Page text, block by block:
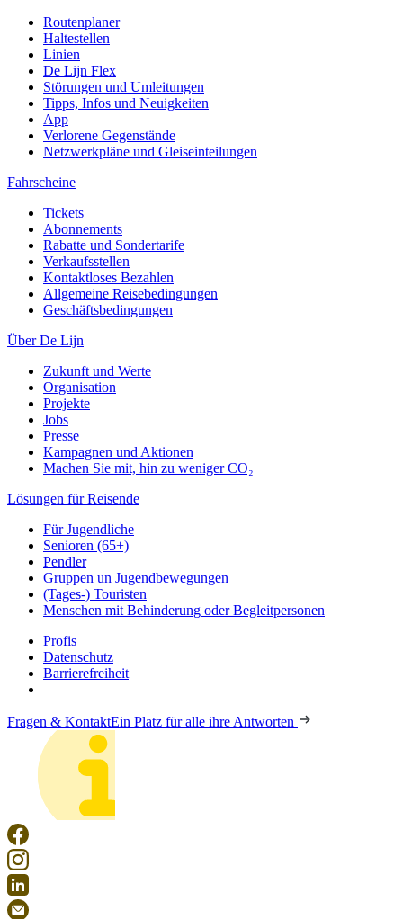
Routenplaner
Haltestellen
Linien
De Lijn Flex
Störungen und Umleitungen
Tipps, Infos und Neuigkeiten
App
Verlorene Gegenstände
Netzwerkpläne und Gleiseinteilungen
Fahrscheine
Tickets
Abonnements
Rabatte und Sondertarife
Verkaufsstellen
Kontaktloses Bezahlen
Allgemeine Reisebedingungen
Geschäftsbedingungen
Über De Lijn
Zukunft und Werte
Organisation
Projekte
Jobs
Presse
Kampagnen und Aktionen
Machen Sie mit, hin zu weniger CO₂
Lösungen für Reisende
Für Jugendliche
Senioren (65+)
Pendler
Gruppen un Jugendbewegungen
(Tages-) Touristen
Menschen mit Behinderung oder Begleitpersonen
Profis
Datenschutz
Barrierefreiheit
Fragen & KontaktEin Platz für alle ihre Antworten